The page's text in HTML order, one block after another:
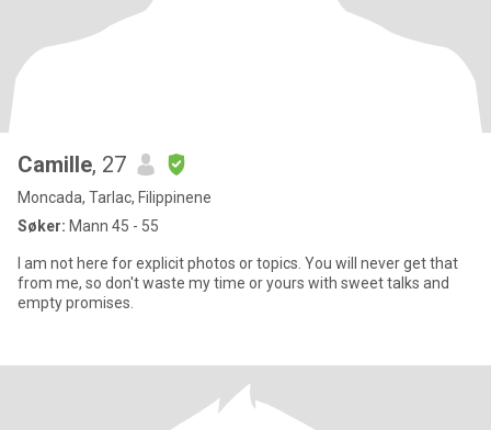
Camille, 27
Moncada, Tarlac, Filippinene
Søker: Mann 45 - 55
I am not here for explicit photos or topics. You will never get that
from me, so don't waste my time or yours with sweet talks and
empty promises.